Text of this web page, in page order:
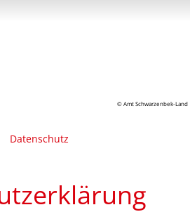
© Amt Schwarzenbek-Land
Datenschutz